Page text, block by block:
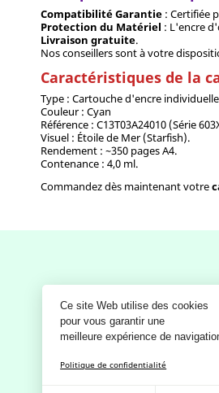
Ce site Web utilise des cookies
pour vous garantir une
meilleure expérience de
Politique de confidentialité
Compatibilité Garantie : Certifiée
Protection du Matériel : L'encre
Livraison gratuite.
Nos conseillers sont à votre
Caractéristiques de la
Type : Cartouche d'encre
Couleur : Cyan
Référence : C13T03A24010 (Série
Visuel : Étoile de Mer (Starfish).
Rendement : ~350 pages A4.
Contenance : 4,0 ml.
Commandez dès maintenant votre
Notre
Mentions
RGPD -
et